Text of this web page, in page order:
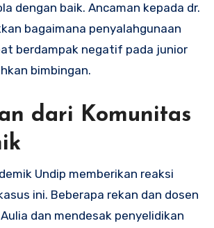
dengan baik. Ancaman kepada dr.
bagaimana penyalahgunaan
berdampak negatif pada junior
bimbingan.
dari Komunitas
Undip memberikan reaksi
ini. Beberapa rekan dan dosen
dan mendesak penyelidikan